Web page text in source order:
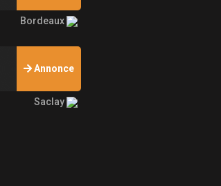
Bordeaux
Annonce
Saclay